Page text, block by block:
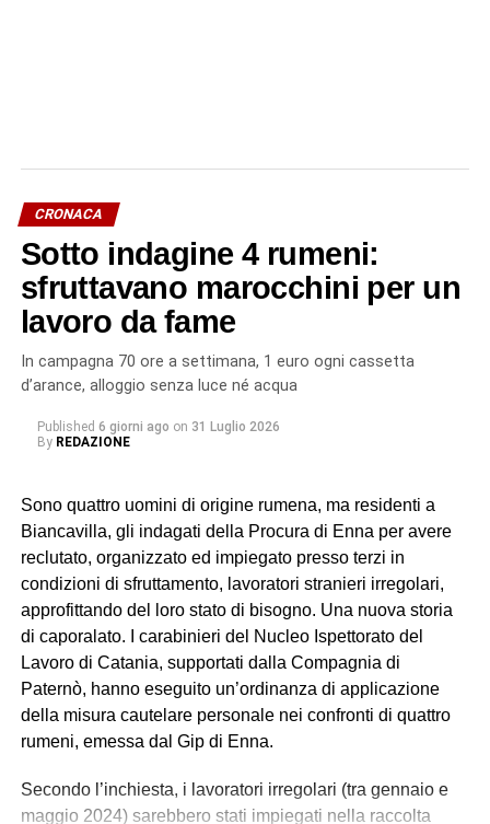
CRONACA
Sotto indagine 4 rumeni:
sfruttavano marocchini per un
lavoro da fame
In campagna 70 ore a settimana, 1 euro ogni cassetta
d’arance, alloggio senza luce né acqua
Published 6 giorni ago on 31 Luglio 2026
By REDAZIONE
Sono quattro uomini di origine rumena, ma residenti a
Biancavilla, gli indagati della Procura di Enna per avere
reclutato, organizzato ed impiegato presso terzi in
condizioni di sfruttamento, lavoratori stranieri irregolari,
approfittando del loro stato di bisogno. Una nuova storia
di caporalato. I carabinieri del Nucleo Ispettorato del
Lavoro di Catania, supportati dalla Compagnia di
Paternò, hanno eseguito un’ordinanza di applicazione
della misura cautelare personale nei confronti di quattro
rumeni, emessa dal Gip di Enna.
Secondo l’inchiesta, i lavoratori irregolari (tra gennaio e
maggio 2024) sarebbero stati impiegati nella raccolta